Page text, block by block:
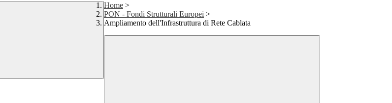
Home >
PON - Fondi Strutturali Europei >
Ampliamento dell'Infrastruttura di Rete Cablata